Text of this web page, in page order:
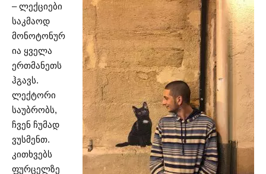
– ლექციები
საკმაოდ
მონოტონურ
ია ყველა
ერთმანეთს
ჰგავს.
ლექტორი
საუბრობს,
ჩვენ ჩუმად
ვუსმენთ.
კითხვებს
ფურცელზე